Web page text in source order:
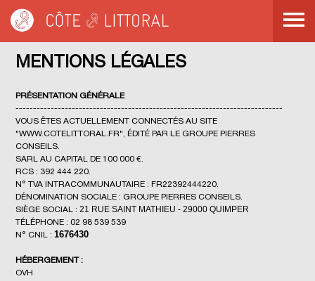
MENTIONS LÉGALES
PRÉSENTATION GÉNÉRALE
----------------------------------------------------------------------------
VOUS ÊTES ACTUELLEMENT CONNECTÉS AU SITE
"WWW.COTELITTORAL.FR", ÉDITÉ PAR LE GROUPE PIERRES
CONSEILS.
SARL AU CAPITAL DE 100 000 €.
RCS : 392 444 220.
N° TVA INTRACOMMUNAUTAIRE : FR22392444220.
DÉNOMINATION SOCIALE : GROUPE PIERRES CONSEILS.
SIÈGE SOCIAL :21 RUE SAINT MATHIEU - 29000 QUIMPER
TÉLÉPHONE : 02 98 539 539
N° CNIL :1676430
HÉBERGEMENT :
OVH